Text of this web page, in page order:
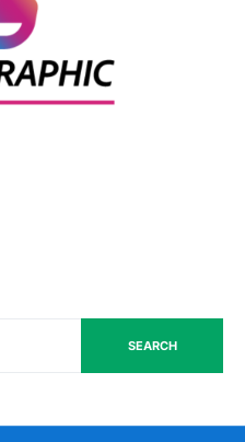
SEARCH